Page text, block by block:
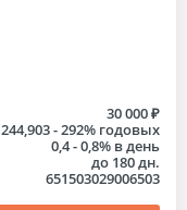
30 000 ₽
244,903 - 292% годовых
0,4 - 0,8% в день
до 180 дн.
651503029006503